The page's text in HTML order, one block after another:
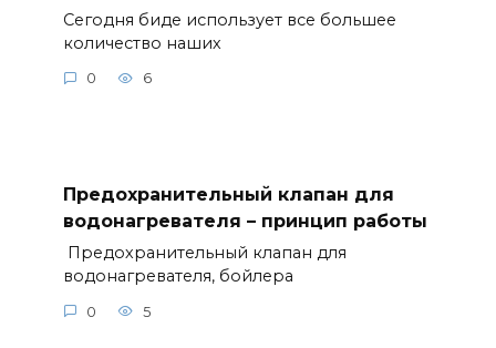
Сегодня биде использует все большее
количество наших
0 6
Предохранительный клапан для
водонагревателя – принцип работы
Предохранительный клапан для
водонагревателя, бойлера
0 5